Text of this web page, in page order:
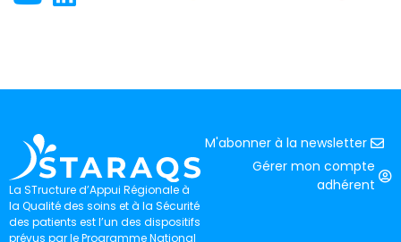
La STructure d’Appui Régionale à
la Qualité des soins et à la Sécurité
des patients est l’un des dispositifs
prévus par le Programme National
M'abonner à la newsletter
Gérer mon compte
adhérent